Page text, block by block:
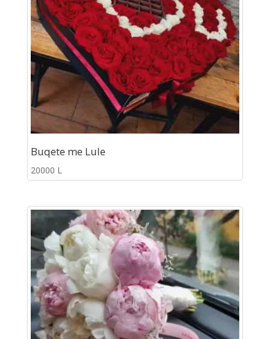
Buqete me Lule
20000 L